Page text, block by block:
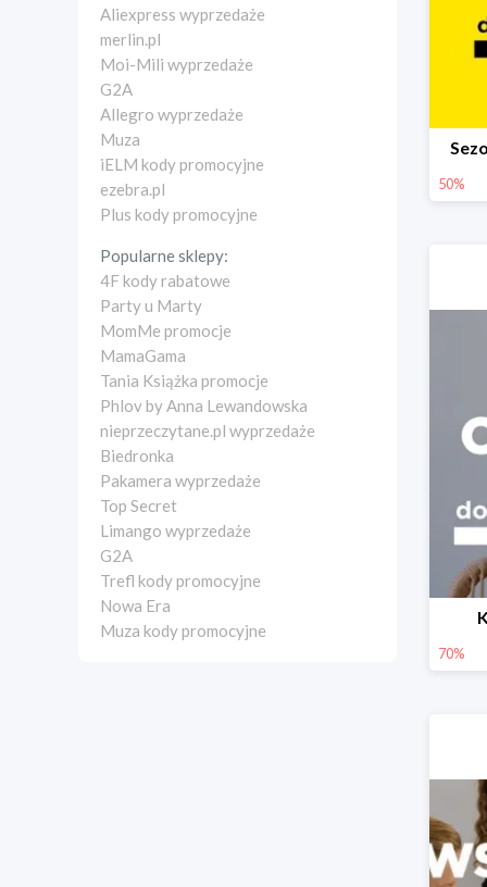
Aliexpress wyprzedaże
merlin.pl
Moi-Mili wyprzedaże
G2A
Allegro wyprzedaże
Muza
iELM kody promocyjne
ezebra.pl
Plus kody promocyjne
Popularne sklepy:
4F kody rabatowe
Party u Marty
MomMe promocje
MamaGama
Tania Książka promocje
Phlov by Anna Lewandowska
nieprzeczytane.pl wyprzedaże
Biedronka
Pakamera wyprzedaże
Top Secret
Limango wyprzedaże
G2A
Trefl kody promocyjne
Nowa Era
Muza kody promocyjne
50%
70%